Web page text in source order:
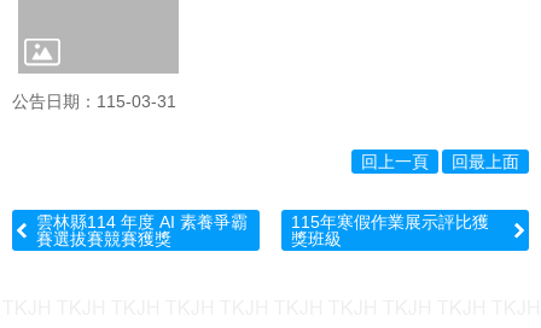
職
員
專
專
區
公告日期：115-03-31
回上一頁 回最上面
雲林縣114 年度 AI 素養爭霸
賽選拔賽競賽獲獎
115年寒假作業展示評比獲
獎班級